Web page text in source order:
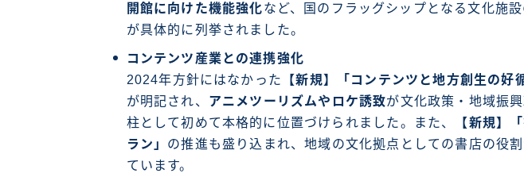
開館に向けた機能強化など、国のフラッグシップとなる文化施
が具体的に列挙されました。
コンテンツ産業との連携強化
2024年方針にはなかった
【新規】「コンテンツと地方創生の好
が明記され、 アニメツーリズムやロケ誘致が文化政策・地域振
柱として初めて本格的に位置づけられました。また、
【新規】
ラン」 の推進も盛り込まれ、地域の文化拠点としての書店の役
ています。